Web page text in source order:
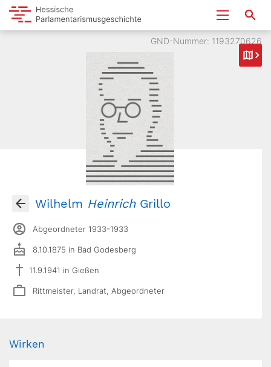
GND-Nummer: 1193270626
Wilhelm HeinrichGrillo
Abgeordneter 1933-1933
8.10.1875 in Bad Godesberg
11.9.1941 in Gießen
Rittmeister, Landrat, Abgeordneter
Wirken